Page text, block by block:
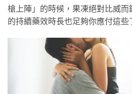
槍上陣」的時候，果凍絕對比威
的持續藥效時長也足夠你應付這些